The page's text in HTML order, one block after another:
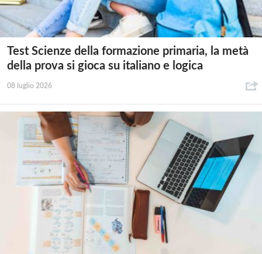
Test Scienze della formazione primaria, la metà
della prova si gioca su italiano e logica
08 luglio 2026